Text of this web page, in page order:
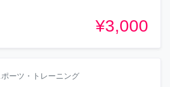
¥3,000
ーツ・トレーニング